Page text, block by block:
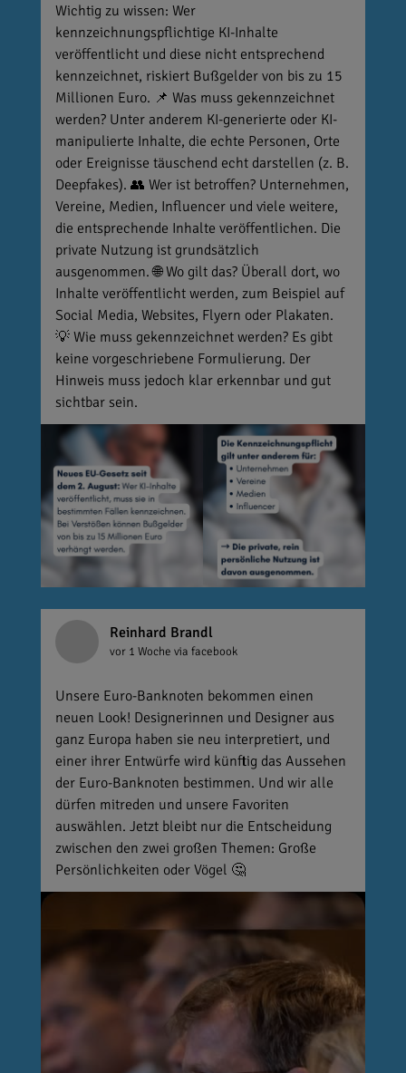
Wichtig zu wissen: Wer
kennzeichnungspflichtige KI-Inhalte
veröffentlicht und diese nicht entsprechend
kennzeichnet, riskiert Bußgelder von bis zu 15
Millionen Euro. 📌 Was muss gekennzeichnet
werden? Unter anderem KI-generierte oder KI-
manipulierte Inhalte, die echte Personen, Orte
oder Ereignisse täuschend echt darstellen (z. B.
Deepfakes). 👥 Wer ist betroffen? Unternehmen,
Vereine, Medien, Influencer und viele weitere,
die entsprechende Inhalte veröffentlichen. Die
private Nutzung ist grundsätzlich
ausgenommen. 🌐 Wo gilt das? Überall dort, wo
Inhalte veröffentlicht werden, zum Beispiel auf
Social Media, Websites, Flyern oder Plakaten.
💡 Wie muss gekennzeichnet werden? Es gibt
keine vorgeschriebene Formulierung. Der
Hinweis muss jedoch klar erkennbar und gut
sichtbar sein.
Reinhard Brandl
vor 1 Woche via facebook
Unsere Euro-Banknoten bekommen einen
neuen Look! Designerinnen und Designer aus
ganz Europa haben sie neu interpretiert, und
einer ihrer Entwürfe wird künftig das Aussehen
der Euro-Banknoten bestimmen. Und wir alle
dürfen mitreden und unsere Favoriten
auswählen. Jetzt bleibt nur die Entscheidung
zwischen den zwei großen Themen: Große
Persönlichkeiten oder Vögel 🤔